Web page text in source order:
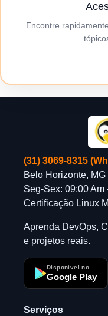
Encontre
(31) 3069-8315
Belo Horizonte, MG
Seg-Sex: 09:00 Am
Certificação Linux
Aprenda DevOps,
e projetos reais.
Disponível no
Google Play
Serviços